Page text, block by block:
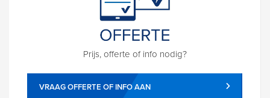
Prijs, offerte of info nodig?
VRAAG OFFERTE OF INFO AAN